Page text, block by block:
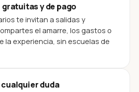
y de pago
te invitan a salidas y
el amarre, los gastos o
la experiencia, sin escuelas de
cualquier duda